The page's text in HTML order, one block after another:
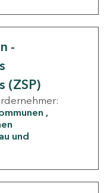
-
(ZSP)
und